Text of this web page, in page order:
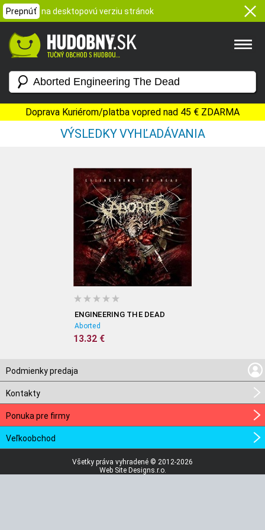
Prepnúť na desktopovú verziu stránok
Doprava Kuriérom/platba vopred nad 45 € ZDARMA
VÝSLEDKY VYHĽADÁVANIA
ENGINEERING THE DEAD
Aborted
13.32 €
Podmienky predaja
Kontakty
Ponuka pre firmy
Veľkoobchod
Všetky práva vyhradené © 2012-2026
Web Site Designs.r.o.